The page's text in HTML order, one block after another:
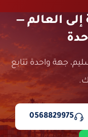
العالم —
جهة واحدة تتابع
0568829975